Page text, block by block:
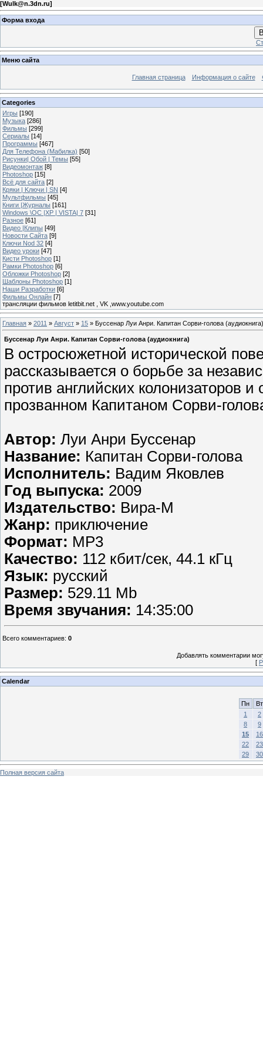
[Wulk@n.3dn.ru]
Форма входа
Меню сайта
Главная страница Информация о сайте
Categories
Игры [190]
Музыка [286]
Фильмы [299]
Сериалы [14]
Программы [467]
Для Телефона (Мабилка) [50]
Рисунки| Обой | Темы [55]
Видеомонтаж [8]
Photoshop [15]
Всё для сайта [2]
Кряки | Kлючи | SN [4]
Мультфильмы [45]
Книги |Журналы [161]
Windows \OC |XP | VISTA| 7 [31]
Разное [61]
Видео |Клипы [49]
Новости Сайта [9]
Ключи Nod 32 [4]
Видео уроки [47]
Кисти Photoshop [1]
Рамки Photoshop [6]
Обложки Photoshop [2]
Шаблоны Photoshop [1]
Наши Разработки [6]
Фильмы Онлайн [7]
трансляции фильмов letitbit.net , VK ,www.youtube.com
Главная » 2011 » Август » 15 » Буссенар Луи Анри. Капитан Сорви-голова (аудиокнига)
Буссенар Луи Анри. Капитан Сорви-голова (аудиокнига)
В остросюжетной исторической
рассказывается о борьбе за
против английских колонизаторов
прозванном Капитаном Сорви-
Автор: Луи Анри Буссенар
Название: Капитан Сорви-голова
Исполнитель: Вадим Яковлев
Год выпуска: 2009
Издательство: Вира-М
Жанр: приключение
Формат: MP3
Качество: 112 кбит/сек, 44.1 кГц
Язык: русский
Размер: 529.11 Mb
Время звучания: 14:35:00
Всего комментариев: 0
Добавлять комментарии
[
Calendar
Пн
Вт
1
2
8
9
15
16
22
23
29
30
Полная версия сайта